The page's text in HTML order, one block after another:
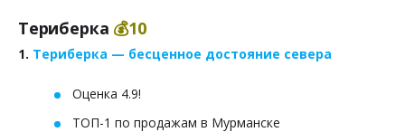
Териберка 💰10
1. Териберка — бесценное достояние севера
Оценка 4.9!
ТОП-1 по продажам в Мурманске